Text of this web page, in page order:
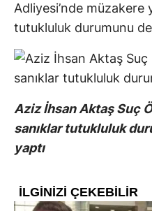
Adliyesi’nde müzakere
tutukluluk durumunu
Aziz İhsan Aktaş Suç
sanıklar tutukluluk
yaptı